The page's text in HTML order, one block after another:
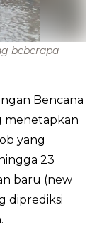
beberapa
Bencana
menetapkan
yang
23
baru (new
diprediksi